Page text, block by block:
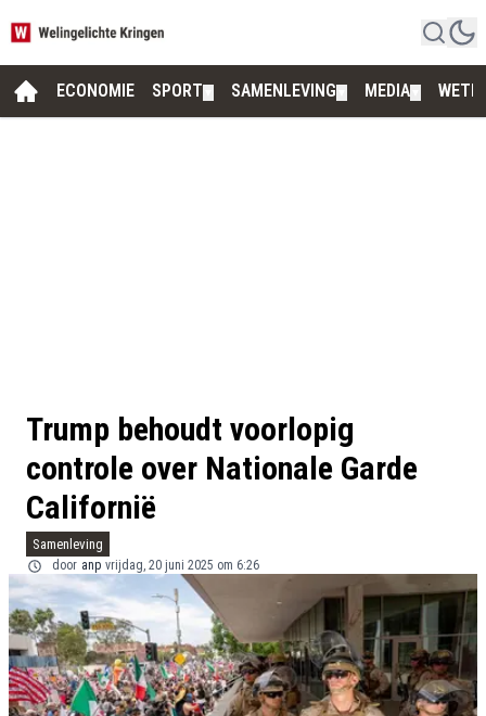
ECONOMIE SPORT SAMENLEVING MEDIA
Trump behoudt voorlopig
controle over Nationale Garde
Californië
Samenleving
door anp vrijdag, 20 juni 2025 om 6:26